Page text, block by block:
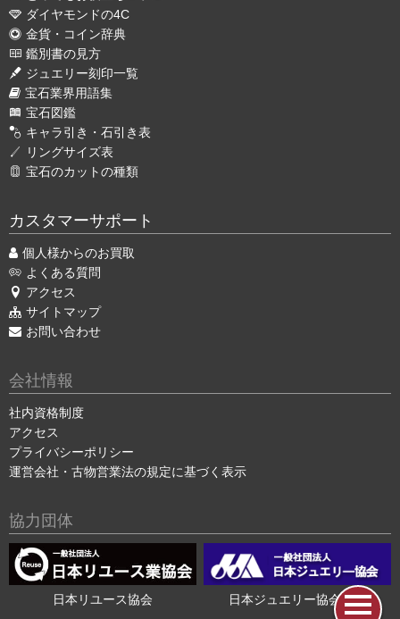
ダイヤモンドの4C
金貨・コイン辞典
鑑別書の見方
ジュエリー刻印一覧
宝石業界用語集
宝石図鑑
キャラ引き・石引き表
リングサイズ表
宝石のカットの種類
カスタマーサポート
個人様からのお買取
よくある質問
アクセス
サイトマップ
お問い合わせ
会社情報
社内資格制度
アクセス
プライバシーポリシー
運営会社・古物営業法の規定に基づく表示
協力団体
日本リユース協会 日本ジュエリー協会会員